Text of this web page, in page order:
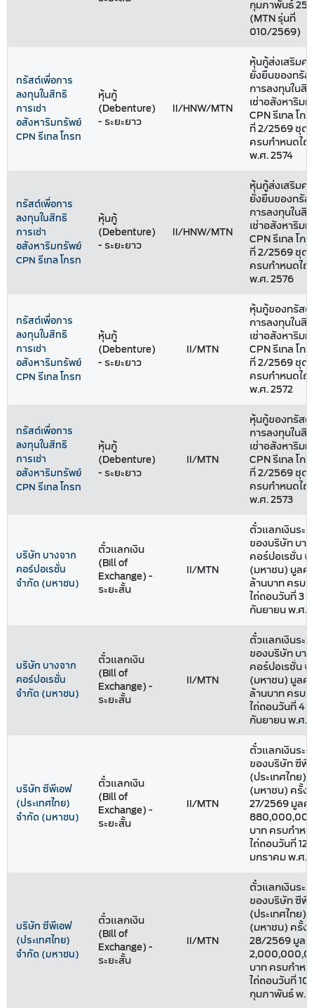
กุมภาพันธ์
(MTN รุ่นที่
010/2569)
ทรัสต์เพื่อการ
ลงทุนในสิทธิ
การเช่า
อสังหาริมทรัพย์
CPN รีเทล โกรท
หุ้นกู้
(Debenture)
- ระยะยาว
II/HNW/MTN
หุ้นกู้ส่งเสริมค
ยั่งยืนของทรัส
การลงทุนในสิ
เช่าอสังหาริม
CPN รีเทล โก
ที่ 2/2569 ชุด
ครบกำหนดไถ่
พ.ศ. 2574
ทรัสต์เพื่อการ
ลงทุนในสิทธิ
การเช่า
อสังหาริมทรัพย์
CPN รีเทล โกรท
หุ้นกู้
(Debenture)
- ระยะยาว
II/HNW/MTN
หุ้นกู้ส่งเสริมค
ยั่งยืนของทรัส
การลงทุนในสิ
เช่าอสังหาริม
CPN รีเทล โก
ที่ 2/2569 ชุด
ครบกำหนดไถ่
พ.ศ. 2576
ทรัสต์เพื่อการ
ลงทุนในสิทธิ
การเช่า
อสังหาริมทรัพย์
CPN รีเทล โกรท
หุ้นกู้
(Debenture)
- ระยะยาว
II/MTN
หุ้นกู้ของทรัสต์
การลงทุนในสิ
เช่าอสังหาริม
CPN รีเทล โก
ที่ 2/2569 ชุด
ครบกำหนดไถ่
พ.ศ. 2572
ทรัสต์เพื่อการ
ลงทุนในสิทธิ
การเช่า
อสังหาริมทรัพย์
CPN รีเทล โกรท
หุ้นกู้
(Debenture)
- ระยะยาว
II/MTN
หุ้นกู้ของทรัสต์
การลงทุนในสิ
เช่าอสังหาริม
CPN รีเทล โก
ที่ 2/2569 ชุด
ครบกำหนดไถ่
พ.ศ. 2573
บริษัท บางจาก
คอร์ปอเรชั่น
จำกัด (มหาชน)
ตั๋วแลกเงิน
(Bill of
Exchange) -
ระยะสั้น
II/MTN
ตั๋วแลกเงินระ
ของบริษัท บา
คอร์ปอเรชั่น
(มหาชน) มูลค่
ล้านบาท ครบ
ไถ่ถอนวันที่ 3
กันยายน พ.ศ.
บริษัท บางจาก
คอร์ปอเรชั่น
จำกัด (มหาชน)
ตั๋วแลกเงิน
(Bill of
Exchange) -
ระยะสั้น
II/MTN
ตั๋วแลกเงินระ
ของบริษัท บา
คอร์ปอเรชั่น
(มหาชน) มูลค่
ล้านบาท ครบ
ไถ่ถอนวันที่ 4
กันยายน พ.ศ.
บริษัท ซีพีเอฟ
(ประเทศไทย)
จำกัด (มหาชน)
ตั๋วแลกเงิน
(Bill of
Exchange) -
ระยะสั้น
II/MTN
ตั๋วแลกเงินระ
ของบริษัท ซีพี
(ประเทศไทย)
(มหาชน) ครั้งที่
27/2569 มูลค่
บาท ครบกำห
ไถ่ถอนวันที่ 12
มกราคม พ.ศ.
บริษัท ซีพีเอฟ
(ประเทศไทย)
จำกัด (มหาชน)
ตั๋วแลกเงิน
(Bill of
Exchange) -
ระยะสั้น
II/MTN
ตั๋วแลกเงินระ
ของบริษัท ซีพี
(ประเทศไทย)
(มหาชน) ครั้งที่
28/2569 มูล
บาท ครบกำห
ไถ่ถอนวันที่ 10
กุมภาพันธ์ พ.ศ